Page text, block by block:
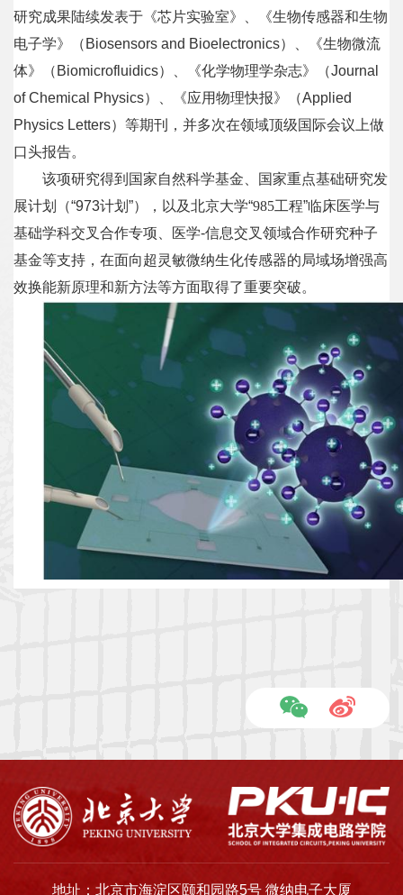
才
培
平
台
地
学
友
研究成果陆续发表于《芯片实验室》、《生物传感器和生物
电子学》
（ Biosensors and Bioelectronics）
、《生物微流
体》（ Biomicrofluidics） 、《化学物理学杂志》（Journal
of Chemical Physics）、《应用物理快报》（Applied
Physics Letters）等期刊，并多次在领域顶级国际会议上做
口头报告。
该项研究得到国家自然科学基金、国家重点基础研究发
展计划（“973计划”），以及北京大学“985工程”临床医学与
基础学科交叉合作专项、医学-信息交叉领域合作研究种子
基金等支持，在面向超灵敏微纳生化传感器的局域场增强高
效换能新原理和新方法等方面取得了重要突破。
地址：北京市海淀区颐和园路5号 微纳电子大厦